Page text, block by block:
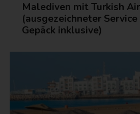
Malediven mit Turkish
(ausgezeichneter
Gepäck inklusive)